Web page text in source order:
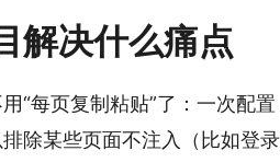
解决什么痛点
“每页复制粘贴”了：一次配置
除某些页面不注入（比如登录